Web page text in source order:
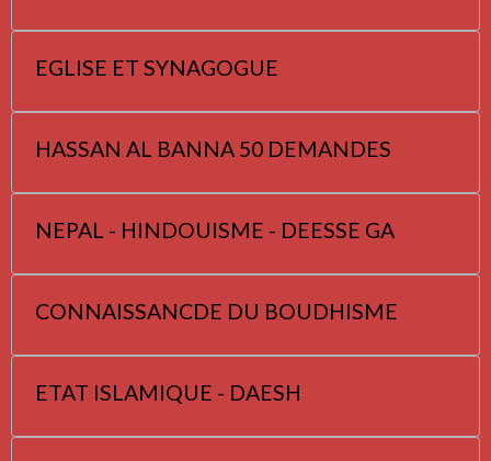
EGLISE ET SYNAGOGUE
HASSAN AL BANNA 50 DEMANDES
NEPAL - HINDOUISME - DEESSE GA
CONNAISSANCDE DU BOUDHISME
ETAT ISLAMIQUE - DAESH